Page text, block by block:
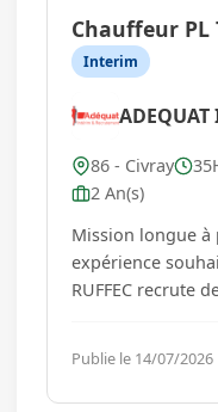
Chauffeur PL
Interim
ADEQUAT
86 - Civray
2 An(s)
Mission longue à
expérience souhaitée Notre agence
RUFFEC recrute
Acheminement
vers les
état et dans les
Publie le 14/07/2026